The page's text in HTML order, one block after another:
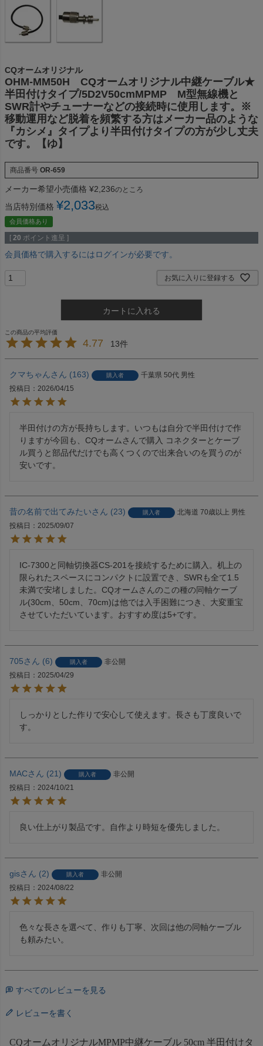
CQオームオリジナル
OHM-MM50H CQオームオリジナル中継ケーブル★
半田付けタイプ/5D2V50cmMPMP M型無線機と
SWR計やチューナーなどの接続時に使用します。※
移動運用など脱着を頻繁する方はメーカー品のような
『カシメ』タイプより半田付けタイプの方が少し丈夫
です。【ゆ】
商品番号 OR-659
メーカー希望小売価格 ¥2,236のところ
当店特別価格 ¥2,033税込
会員価格あり
[ 20 ポイント進呈 ]
会員価格で購入するにはログインが必要です。
お気に入りに登録する
カートに入れる
4.77 13
クマちゃん 163 購入者 千葉県 50代 男性
投稿日
2026/04/15
半田付けの方が長持ちします。いつもは自分で半田付けで作
りますが今回も、CQオームさんで購入 コネクターとケーブ
ル買うと部品代だけでも高くつくので出来合いのを買うのが
安いです。
昔の名前で出てみたい 23 購入者 北海道 70歳以上 男性
投稿日
2025/09/07
IC-7300と同軸切換器CS-201を接続するために購入。机上の
限られたスペースにコンパクトに設置でき、SWRも全て1.5
未満で安堵しました。CQオームさんのこの種の同軸ケーブ
ル(30cm、50cm、70cm)は他では入手困難につき、大変重宝
させていただいています。おすすめ度は5+です。
705 6 購入者
非公開
投稿日
2025/04/29
しっかりとした作りで安心して使えます。長さも丁度良いで
す。
MAC 21 購入者
非公開
投稿日
2024/10/21
良い仕上がり製品です。自作より時短を優先しました。
gis 2 購入者
非公開
投稿日
2024/08/22
色々な長さを選べて、作りも丁寧、次回は他の同軸ケーブル
も頼みたい。
すべてのレビューを見る
レビューを書く
CQオームオリジナルMPMP中継ケーブル 50cm 半田付けタ